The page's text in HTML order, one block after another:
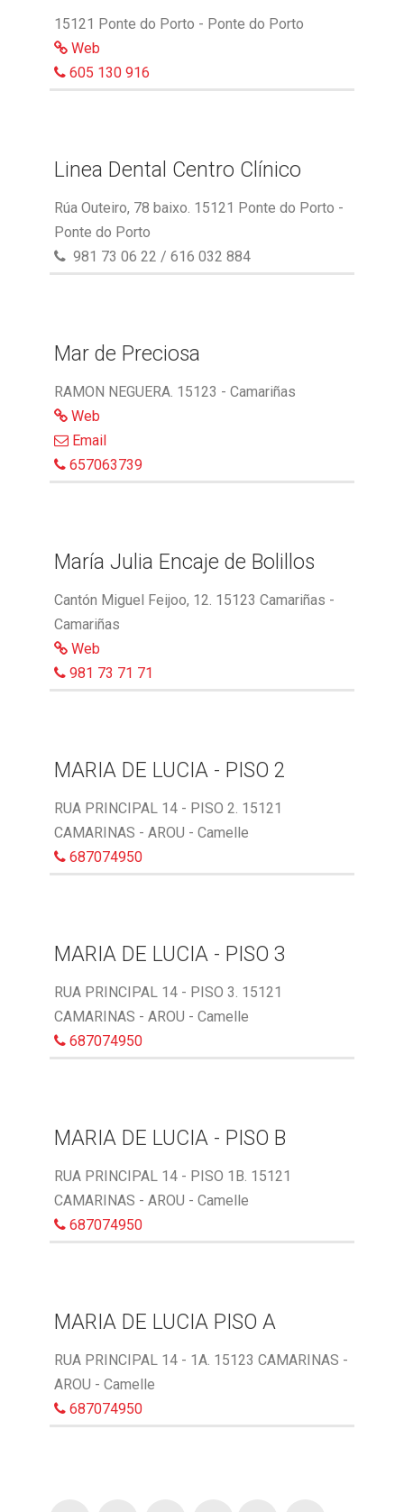
15121 Ponte do Porto - Ponte do Porto
Web
605 130 916
Linea Dental Centro Clínico
Rúa Outeiro, 78 baixo. 15121 Ponte do Porto -
Ponte do Porto
981 73 06 22 / 616 032 884
Mar de Preciosa
RAMON NEGUERA. 15123 - Camariñas
Web
Email
657063739
María Julia Encaje de Bolillos
Cantón Miguel Feijoo, 12. 15123 Camariñas -
Camariñas
Web
981 73 71 71
MARIA DE LUCIA - PISO 2
RUA PRINCIPAL 14 - PISO 2. 15121
CAMARINAS - AROU - Camelle
687074950
MARIA DE LUCIA - PISO 3
RUA PRINCIPAL 14 - PISO 3. 15121
CAMARINAS - AROU - Camelle
687074950
MARIA DE LUCIA - PISO B
RUA PRINCIPAL 14 - PISO 1B. 15121
CAMARINAS - AROU - Camelle
687074950
MARIA DE LUCIA PISO A
RUA PRINCIPAL 14 - 1A. 15123 CAMARINAS -
AROU - Camelle
687074950